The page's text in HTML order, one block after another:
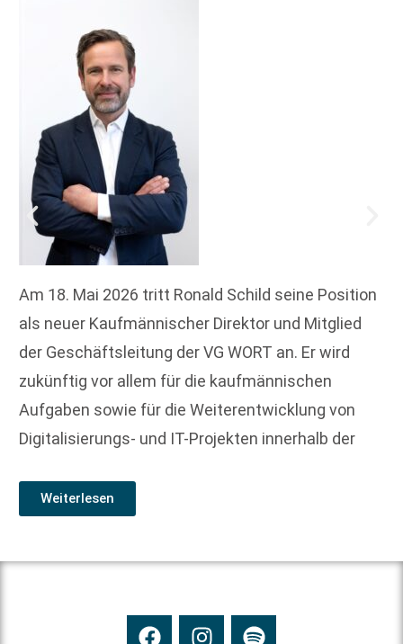
Am 18. Mai 2026 tritt Ronald Schild seine Position
als neuer Kaufmännischer Direktor und Mitglied
der Geschäftsleitung der VG WORT an. Er wird
zukünftig vor allem für die kaufmännischen
Aufgaben sowie für die Weiterentwicklung von
Digitalisierungs- und IT-Projekten innerhalb der
Weiterlesen